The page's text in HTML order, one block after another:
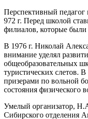
Перспективный
972 г. Перед школой
филиалов, которые были
В 1976 г. Николай
внимание уделял
общеобразовательных
туристических слетов.
призерами по вольной
состояния физического
Умелый организатор,
Сибирского отделения